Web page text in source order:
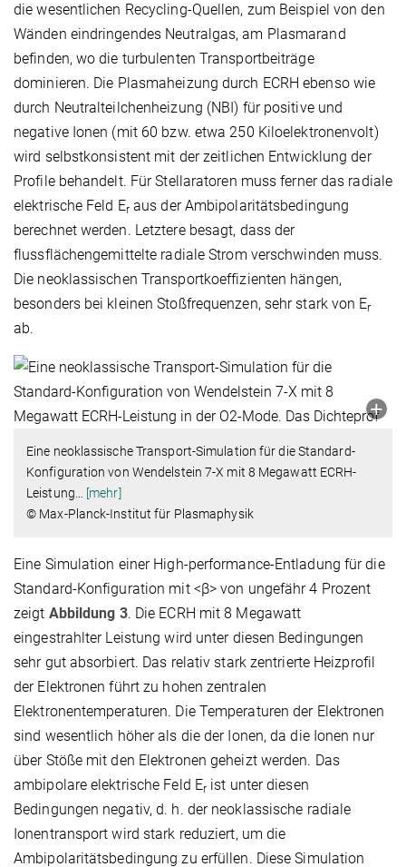
die wesentlichen Recycling-Quellen, zum Beispiel von den
Wänden eindringendes Neutralgas, am Plasmarand
befinden, wo die turbulenten Transportbeiträge
dominieren. Die Plasmaheizung durch ECRH ebenso wie
durch Neutralteilchenheizung (NBI) für positive und
negative Ionen (mit 60 bzw. etwa 250 Kiloelektronenvolt)
wird selbstkonsistent mit der zeitlichen Entwicklung der
Profile behandelt. Für Stellaratoren muss ferner das radiale
elektrische Feld Eraus der Ambipolaritätsbedingung
berechnet werden. Letztere besagt, dass der
flussflächengemittelte radiale Strom verschwinden muss.
Die neoklassischen Transportkoeffizienten hängen,
besonders bei kleinen Stoßfrequenzen, sehr stark von Er
ab.
Eine neoklassische Transport-Simulation für die Standard-
Konfiguration von Wendelstein 7-X mit 8 Megawatt ECRH-
Leistung… [mehr]
© Max-Planck-Institut für Plasmaphysik
Eine Simulation einer High-performance-Entladung für die
Standard-Konfiguration mit <β> von ungefähr 4 Prozent
zeigt Abbildung 3. Die ECRH mit 8 Megawatt
eingestrahlter Leistung wird unter diesen Bedingungen
sehr gut absorbiert. Das relativ stark zentrierte Heizprofil
der Elektronen führt zu hohen zentralen
Elektronentemperaturen. Die Temperaturen der Elektronen
sind wesentlich höher als die der Ionen, da die Ionen nur
über Stöße mit den Elektronen geheizt werden. Das
ambipolare elektrische Feld Er ist unter diesen
Bedingungen negativ, d. h. der neoklassische radiale
Ionentransport wird stark reduziert, um die
Ambipolaritätsbedingung zu erfüllen. Diese Simulation